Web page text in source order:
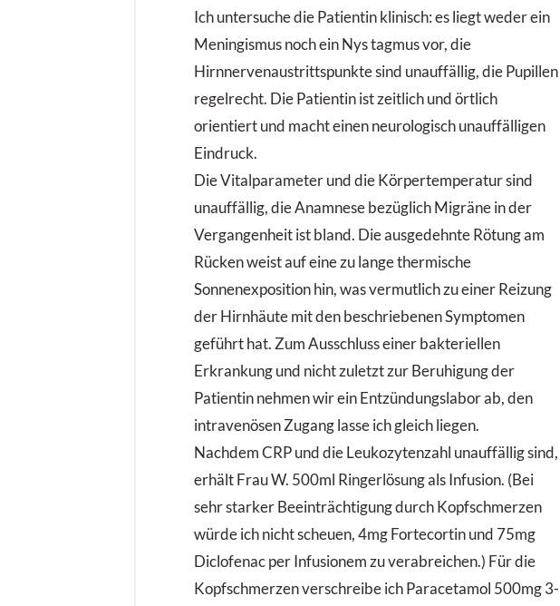
Ich untersuche die Patientin klinisch: es liegt weder ein
Meningismus noch ein Nys tagmus vor, die
Hirnnervenaustrittspunkte sind unauffällig, die Pupillen
regelrecht. Die Patientin ist zeitlich und örtlich
orientiert und macht einen neurologisch unauffälligen
Eindruck.
Die Vitalparameter und die Körpertemperatur sind
unauffällig, die Anamnese bezüglich Migräne in der
Vergangenheit ist bland. Die ausgedehnte Rötung am
Rücken weist auf eine zu lange thermische
Sonnenexposition hin, was vermutlich zu einer Reizung
der Hirnhäute mit den beschriebenen Symptomen
geführt hat. Zum Ausschluss einer bakteriellen
Erkrankung und nicht zuletzt zur Beruhigung der
Patientin nehmen wir ein Entzündungslabor ab, den
intravenösen Zugang lasse ich gleich liegen.
Nachdem CRP und die Leukozytenzahl unauffällig sind,
erhält Frau W. 500ml Ringerlösung als Infusion. (Bei
sehr starker Beeinträchtigung durch Kopfschmerzen
würde ich nicht scheuen, 4mg Fortecortin und 75mg
Diclofenac per Infusionem zu verabreichen.) Für die
Kopfschmerzen verschreibe ich Paracetamol 500mg 3-